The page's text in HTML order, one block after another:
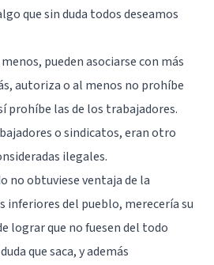
que sin duda todos deseamos
pueden asociarse con más
autoriza o al menos no prohíbe
prohíbe las de los trabajadores.
o sindicatos, eran otro
ilegales.
no obtuviese ventaja de la
inferiores del pueblo, merecería su
lograr que no fuesen del todo
que saca, y además